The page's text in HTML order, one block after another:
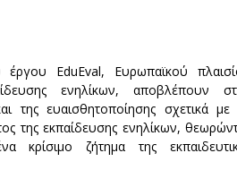
EduEval, Ευρωπαϊκού
ενηλίκων, αποβλέπουν
της ευαισθητοποίησης σχετικά με
της εκπαίδευσης ενηλίκων,
κρίσιμο ζήτημα της